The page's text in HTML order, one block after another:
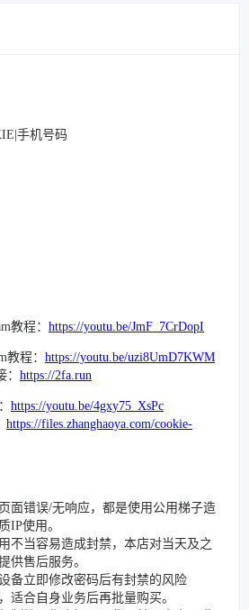
手机号码
教程： https://youtu.be/JmF_7CrDopI
教程： https://youtu.be/uzi8UmD7KWM
https://2fa.run
https://youtu.be/4gxy75_XsPc
https://files.zhanghaoya.com/cookie-
面错误/无响应，都是使用公用梯子造
IP使用。
不当容易造成封禁，本店对当天及之
供售后服务。
备立即修改密码后有封禁的风险
适合自身业务后再批量购买。